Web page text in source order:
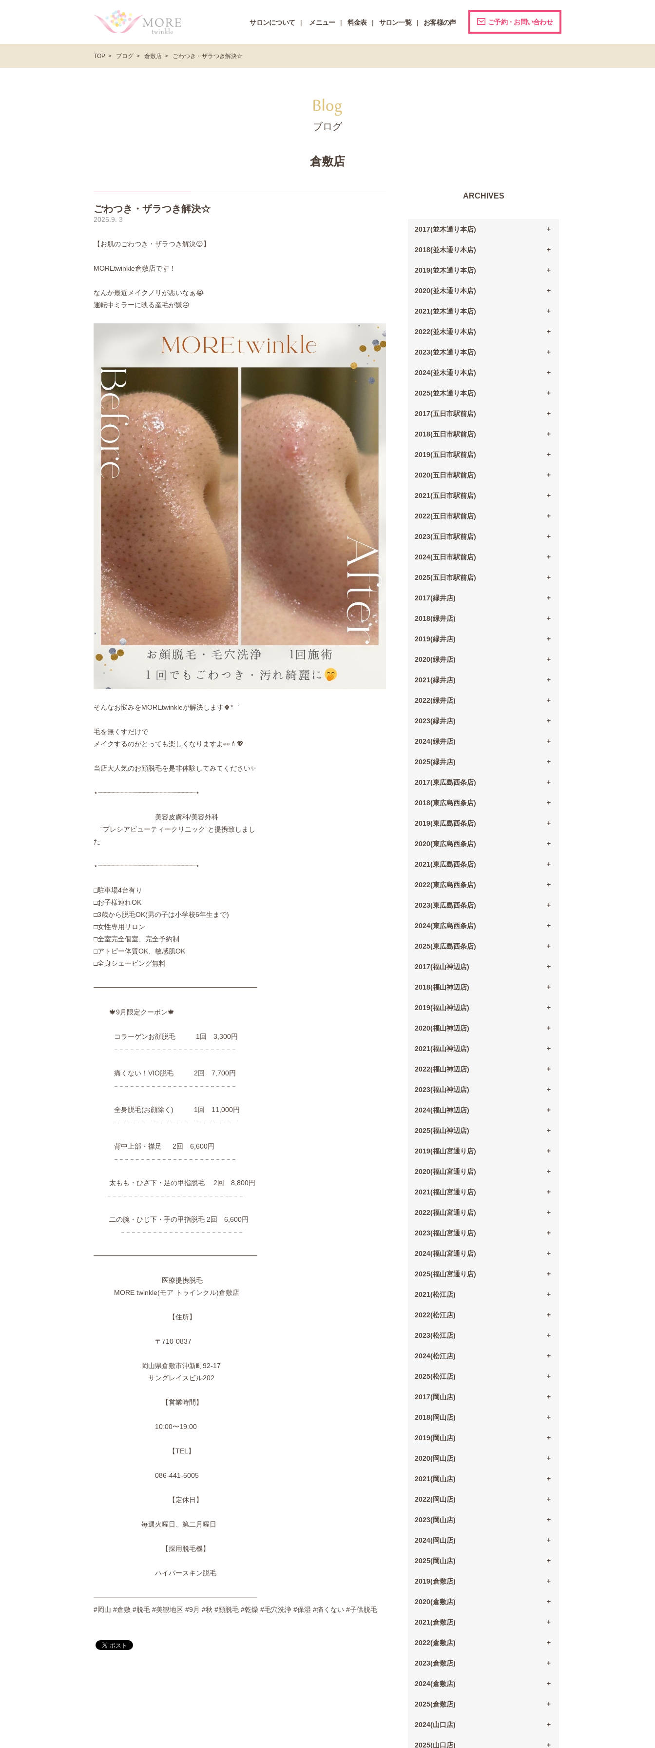
サロンについて メニュー 料金表 サロン一覧 お客様の声 ご予約・お問い合わせ
TOP ブログ 倉敷店 ごわつき・ザラつき解決☆
ブログ
倉敷店
ごわつき・ザラつき解決☆
2025.9. 3
【お肌のごわつき・ザラつき解決😌】
MOREtwinkle倉敷店です！
なんか最近メイクノリが悪いなぁ😭
運転中ミラーに映る産毛が嫌😖
そんなお悩みをMOREtwinkleが解決します🍀*゜
毛を無くすだけで
メイクするのがとっても楽しくなりますよ👀💄💖
当店大人気のお顔脱毛を是非体験してみてください✨
⋆┈┈┈┈┈┈┈┈┈┈┈┈┈┈┈┈┈┈┈┈┈┈┈┈┈⋆
美容皮膚科/美容外科
“プレシアビューティークリニック”と提携致しまし
た
⋆┈┈┈┈┈┈┈┈┈┈┈┈┈┈┈┈┈┈┈┈┈┈┈┈┈⋆
‪□駐車場4台有り
□お子様連れOK
□3歳から脱毛OK(男の子は小学校6年生まで)
□女性専用サロン
□全室完全個室、完全予約制
□アトピー体質OK、敏感肌OK
□全身シェービング無料
━━━━━━━━━━━━━━━━━━━━━━━━
🍁9月限定クーポン🍁
コラーゲンお顔脱毛 1回 3,300円
𓐄 𓐄 𓐄 𓐄 𓐄 𓐄 𓐄 𓐄 𓐄 𓐄 𓐄 𓐄 𓐄 𓐄 𓐄 𓐄 𓐄 𓐄 𓐄 𓐄 𓐄 𓐄 𓐄
痛くない！VIO脱毛 2回 7,700円
𓐄 𓐄 𓐄 𓐄 𓐄 𓐄 𓐄 𓐄 𓐄 𓐄 𓐄 𓐄 𓐄 𓐄 𓐄 𓐄 𓐄 𓐄 𓐄 𓐄 𓐄 𓐄 𓐄
全身脱毛(お顔除く) 1回 11,000円
𓐄 𓐄 𓐄 𓐄 𓐄 𓐄 𓐄 𓐄 𓐄 𓐄 𓐄 𓐄 𓐄 𓐄 𓐄 𓐄 𓐄 𓐄 𓐄 𓐄 𓐄 𓐄 𓐄
背中上部・襟足 2回 6,600円
𓐄 𓐄 𓐄 𓐄 𓐄 𓐄 𓐄 𓐄 𓐄 𓐄 𓐄 𓐄 𓐄 𓐄 𓐄 𓐄 𓐄 𓐄 𓐄 𓐄 𓐄 𓐄 𓐄
太もも・ひざ下・足の甲指脱毛 2回 8,800円
𓐄 𓐄 𓐄 𓐄 𓐄 𓐄 𓐄 𓐄 𓐄 𓐄 𓐄 𓐄 𓐄 𓐄 𓐄 𓐄 𓐄 𓐄 𓐄 𓐄 𓐄 𓐄 𓐄𓐄 𓐄 𓐄
二の腕・ひじ下・手の甲指脱毛 2回 6,600円
𓐄 𓐄 𓐄 𓐄 𓐄 𓐄 𓐄 𓐄 𓐄 𓐄 𓐄 𓐄 𓐄 𓐄 𓐄 𓐄 𓐄 𓐄 𓐄 𓐄 𓐄 𓐄 𓐄
━━━━━━━━━━━━━━━━━━━━━━━━
医療提携脱毛
MORE twinkle(モア トゥインクル)倉敷店
【住所】
〒710-0837
岡山県倉敷市沖新町92-17
サングレイスビル202
【営業時間】
10:00〜19:00
【TEL】
086-441-5005
【定休日】
毎週火曜日、第二月曜日
【採用脱毛機】
ハイパースキン脱毛
━━━━━━━━━━━━━━━━━━━━━━━━
#岡山 #倉敷 #脱毛 #美観地区 #9月 #秋 #顔脱毛 #乾燥 #毛穴洗浄 #保湿 #痛くない #子供脱毛
ARCHIVES
2017(並木通り本店)
2018(並木通り本店)
2019(並木通り本店)
2020(並木通り本店)
2021(並木通り本店)
2022(並木通り本店)
2023(並木通り本店)
2024(並木通り本店)
2025(並木通り本店)
2017(五日市駅前店)
2018(五日市駅前店)
2019(五日市駅前店)
2020(五日市駅前店)
2021(五日市駅前店)
2022(五日市駅前店)
2023(五日市駅前店)
2024(五日市駅前店)
2025(五日市駅前店)
2017(緑井店)
2018(緑井店)
2019(緑井店)
2020(緑井店)
2021(緑井店)
2022(緑井店)
2023(緑井店)
2024(緑井店)
2025(緑井店)
2017(東広島西条店)
2018(東広島西条店)
2019(東広島西条店)
2020(東広島西条店)
2021(東広島西条店)
2022(東広島西条店)
2023(東広島西条店)
2024(東広島西条店)
2025(東広島西条店)
2017(福山神辺店)
2018(福山神辺店)
2019(福山神辺店)
2020(福山神辺店)
2021(福山神辺店)
2022(福山神辺店)
2023(福山神辺店)
2024(福山神辺店)
2025(福山神辺店)
2019(福山宮通り店)
2020(福山宮通り店)
2021(福山宮通り店)
2022(福山宮通り店)
2023(福山宮通り店)
2024(福山宮通り店)
2025(福山宮通り店)
2021(松江店)
2022(松江店)
2023(松江店)
2024(松江店)
2025(松江店)
2017(岡山店)
2018(岡山店)
2019(岡山店)
2020(岡山店)
2021(岡山店)
2022(岡山店)
2023(岡山店)
2024(岡山店)
2025(岡山店)
2019(倉敷店)
2020(倉敷店)
2021(倉敷店)
2022(倉敷店)
2023(倉敷店)
2024(倉敷店)
2025(倉敷店)
2024(山口店)
2025(山口店)